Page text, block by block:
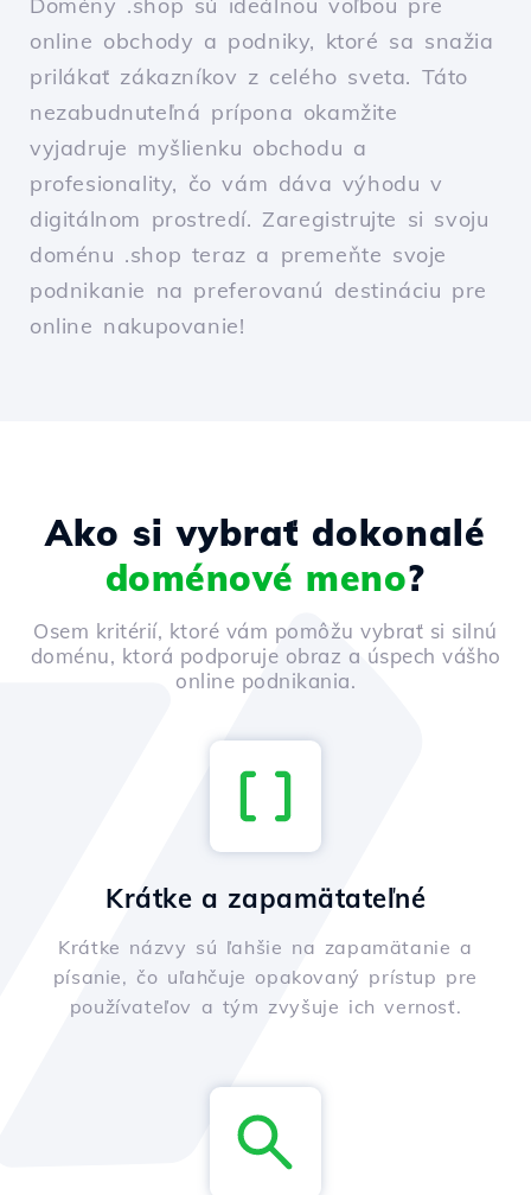
Domény .shop sú ideálnou voľbou pre
online obchody a podniky, ktoré sa snažia
prilákať zákazníkov z celého sveta. Táto
nezabudnuteľná prípona okamžite
vyjadruje myšlienku obchodu a
profesionality, čo vám dáva výhodu v
digitálnom prostredí. Zaregistrujte si svoju
doménu .shop teraz a premeňte svoje
podnikanie na preferovanú destináciu pre
online nakupovanie!
Ako si vybrať dokonalé
doménové meno?
Osem kritérií, ktoré vám pomôžu vybrať si silnú
doménu, ktorá podporuje obraz a úspech vášho
online podnikania.
Krátke a zapamätateľné
Krátke názvy sú ľahšie na zapamätanie a
písanie, čo uľahčuje opakovaný prístup pre
používateľov a tým zvyšuje ich vernosť.